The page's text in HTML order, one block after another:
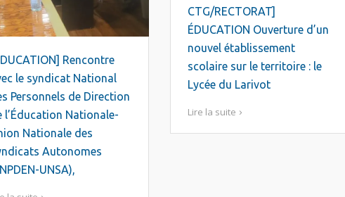
Rencontre
le syndicat National
Personnels de Direction
l’Éducation Nationale-
Nationale des
Autonomes
UNSA),
CTG/RECTORAT]
ÉDUCATION Ouverture d’un
nouvel établissement
scolaire sur le territoire : le
Lycée du Larivot
Lire la suite